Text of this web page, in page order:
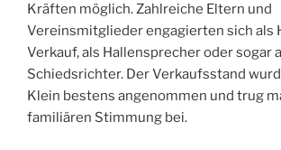
Kräften möglich. Zahlreiche Eltern und
Vereinsmitglieder engagierten sich als
Verkauf, als Hallensprecher oder sogar
Schiedsrichter. Der Verkaufsstand
Klein bestens angenommen und trug
familiären Stimmung bei.